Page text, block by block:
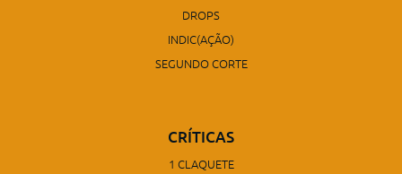
DROPS
INDIC(AÇÃO)
SEGUNDO CORTE
CRÍTICAS
1 CLAQUETE